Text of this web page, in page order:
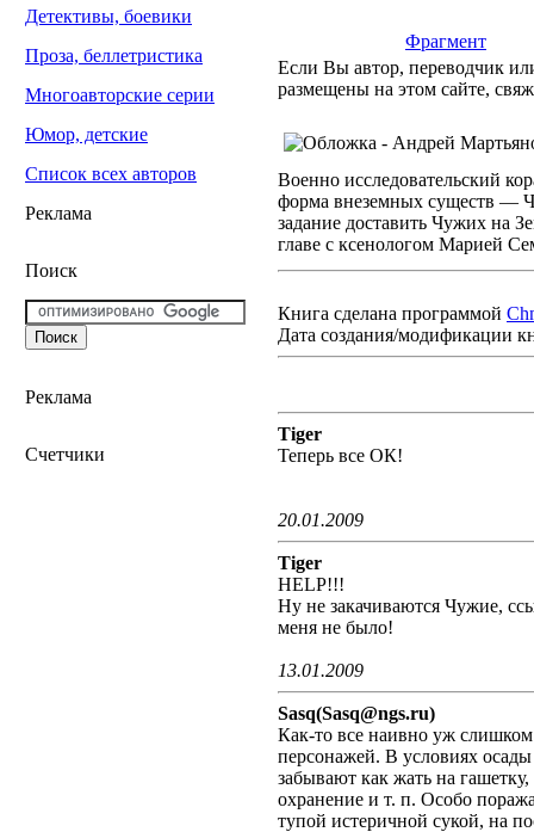
Детективы, боевики
Проза, беллетристика
Многоавторские серии
Юмор, детские
Список всех авторов
Реклама
Поиск
Реклама
Счетчики
Фрагмент
Если Вы автор, переводчик
размещены на этом сайте,
Военно исследовательский
форма внеземных существ —
задание доставить Чужих на
главе с ксенологом Марией
Книга сделана программой
Дата создания/модификации
Tiger
Теперь все ОК!
20.01.2009
Tiger
HELP!!!
Ну не закачиваются Чужие,
меня не было!
13.01.2009
Sasq(Sasq@ngs.ru)
Как-то все наивно уж
персонажей. В условиях
забывают как жать на
охранение и т. п. Особо
тупой истеричной сукой, на